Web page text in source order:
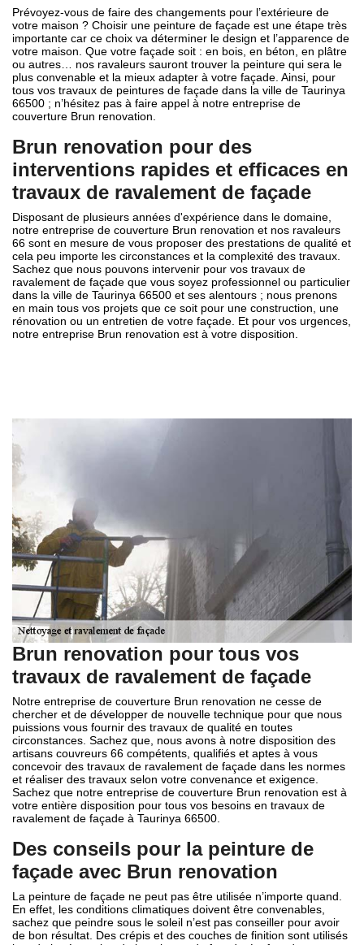
Prévoyez-vous de faire des changements pour l’extérieure de
votre maison ? Choisir une peinture de façade est une étape très
importante car ce choix va déterminer le design et l’apparence de
votre maison. Que votre façade soit : en bois, en béton, en plâtre
ou autres… nos ravaleurs sauront trouver la peinture qui sera le
plus convenable et la mieux adapter à votre façade. Ainsi, pour
tous vos travaux de peintures de façade dans la ville de Taurinya
66500 ; n’hésitez pas à faire appel à notre entreprise de
couverture Brun renovation.
Brun renovation pour des
interventions rapides et efficaces en
travaux de ravalement de façade
Disposant de plusieurs années d'expérience dans le domaine,
notre entreprise de couverture Brun renovation et nos ravaleurs
66 sont en mesure de vous proposer des prestations de qualité et
cela peu importe les circonstances et la complexité des travaux.
Sachez que nous pouvons intervenir pour vos travaux de
ravalement de façade que vous soyez professionnel ou particulier
dans la ville de Taurinya 66500 et ses alentours ; nous prenons
en main tous vos projets que ce soit pour une construction, une
rénovation ou un entretien de votre façade. Et pour vos urgences,
notre entreprise Brun renovation est à votre disposition.
Brun renovation pour tous vos
travaux de ravalement de façade
Notre entreprise de couverture Brun renovation ne cesse de
chercher et de développer de nouvelle technique pour que nous
puissions vous fournir des travaux de qualité en toutes
circonstances. Sachez que, nous avons à notre disposition des
artisans couvreurs 66 compétents, qualifiés et aptes à vous
concevoir des travaux de ravalement de façade dans les normes
et réaliser des travaux selon votre convenance et exigence.
Sachez que notre entreprise de couverture Brun renovation est à
votre entière disposition pour tous vos besoins en travaux de
ravalement de façade à Taurinya 66500.
Des conseils pour la peinture de
façade avec Brun renovation
La peinture de façade ne peut pas être utilisée n’importe quand.
En effet, les conditions climatiques doivent être convenables,
sachez que peindre sous le soleil n’est pas conseiller pour avoir
de bon résultat. Des crépis et des couches de finition sont utilisés